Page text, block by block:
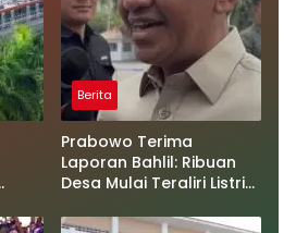
Berita
Prabowo Terima
Laporan Bahlil: Ribuan
Desa Mulai Teraliri Listrik,
Babak Baru